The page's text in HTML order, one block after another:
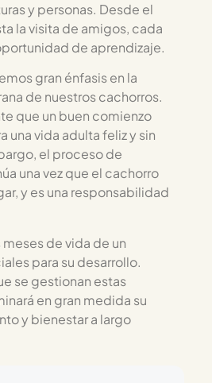
y personas. Desde el
la visita de amigos, cada
de aprendizaje.
gran énfasis en la
de nuestros cachorros.
que un buen comienzo
una vida adulta feliz y sin
el proceso de
una vez que el cachorro
y es una responsabilidad
de vida de un
para su desarrollo.
se gestionan estas
en gran medida su
y bienestar a largo